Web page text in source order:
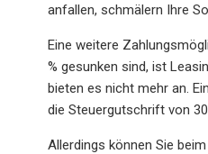
anfallen, schmälern Ihre
Eine weitere
% gesunken sind, ist
bieten es nicht mehr an.
die Steuergutschrift von
Allerdings können Sie